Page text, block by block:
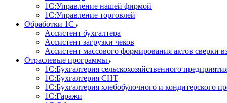
1С:Управление нашей фирмой
1С:Управление торговлей
Обработки 1С
Ассистент бухгалтера
Ассистент загрузки чеков
Ассистент массового формирования актов сверки
Отраслевые программы
1С:Бухгалтерия сельскохозяйственного
1С:Бухгалтерия СНТ
1С:Бухгалтерия хлебобулочного и кондитерского
1С:Гаражи